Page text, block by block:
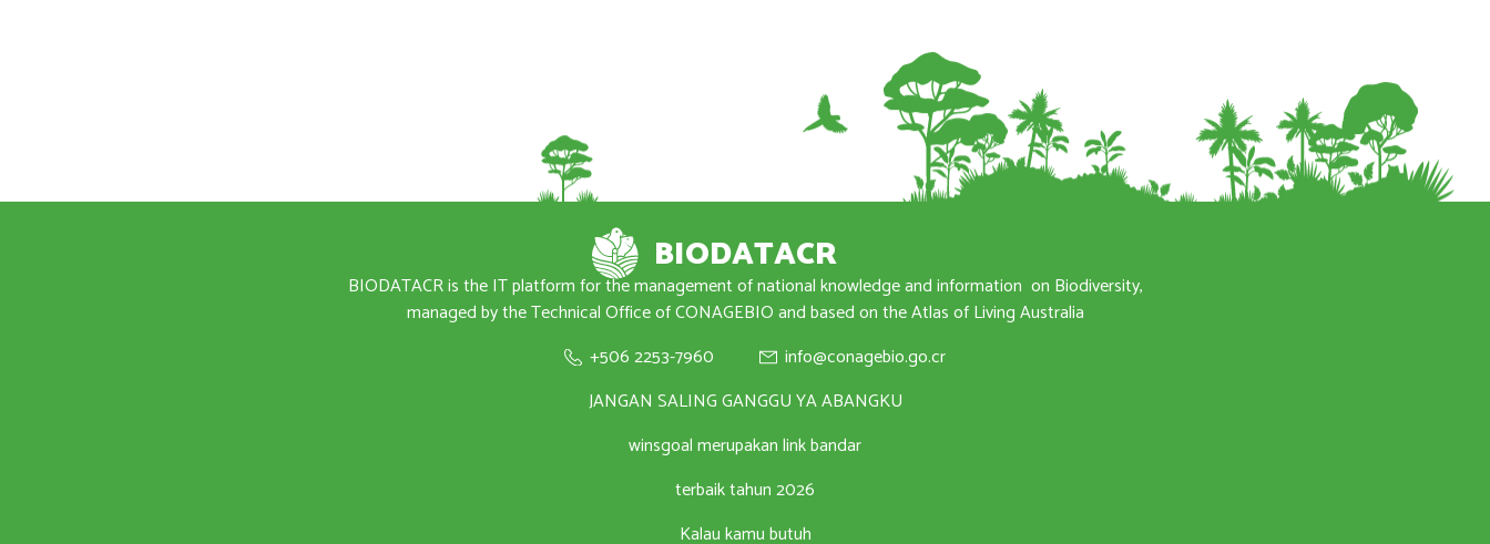
BIODATACR
BIODATACR is the IT platform for the management of national knowledge and information on Biodiversity,
managed by the Technical Office of CONAGEBIO and based on the Atlas of Living Australia
+506 2253-7960
info@conagebio.go.cr
JANGAN SALING GANGGU YA ABANGKU
winsgoal merupakan link bandar
terbaik tahun 2026
Kalau kamu butuh